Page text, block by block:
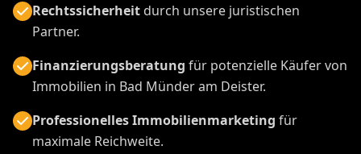
Rechtssicherheitdurch unsere juristischen
Partner.
Finanzierungsberatung für potenzielle Käufer von
Immobilien in Bad Münder am Deister.
Professionelles Immobilienmarketing für
maximale Reichweite.